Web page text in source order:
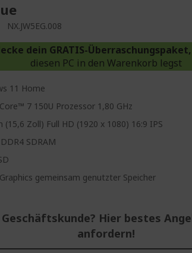
NX.JW5EG.008
dein GRATIS-Überraschungspaket,
diesen PC in den Warenkorb legst
11 Home
7 150U Prozessor 1,80 GHz
(15,6 Zoll) Full HD (1920 x 1080) 16:9 IPS
SDRAM
gemeinsam genutzter Speicher
Geschäftskunde? Hier bestes
anfordern!